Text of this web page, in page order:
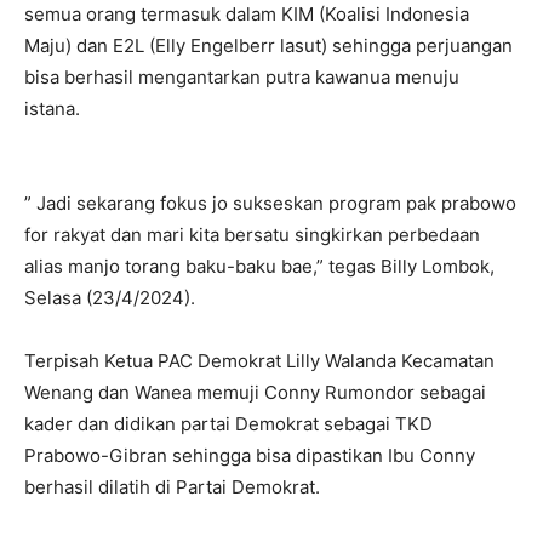
semua orang termasuk dalam KIM (Koalisi Indonesia
Maju) dan E2L (Elly Engelberr lasut) sehingga perjuangan
bisa berhasil mengantarkan putra kawanua menuju
istana.
” Jadi sekarang fokus jo sukseskan program pak prabowo
for rakyat dan mari kita bersatu singkirkan perbedaan
alias manjo torang baku-baku bae,” tegas Billy Lombok,
Selasa (23/4/2024).
Terpisah Ketua PAC Demokrat Lilly Walanda Kecamatan
Wenang dan Wanea memuji Conny Rumondor sebagai
kader dan didikan partai Demokrat sebagai TKD
Prabowo-Gibran sehingga bisa dipastikan Ibu Conny
berhasil dilatih di Partai Demokrat.